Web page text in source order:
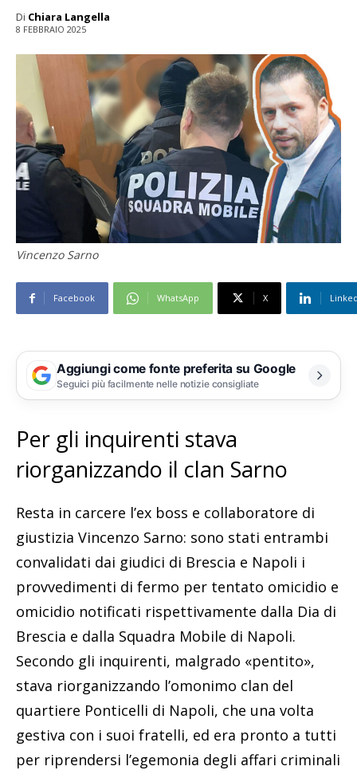
Di Chiara Langella
8 FEBBRAIO 2025
Vincenzo Sarno
Facebook WhatsApp X
Aggiungi come fonte preferita su Google
Seguici più facilmente nelle notizie consigliate
Per gli inquirenti stava
riorganizzando il clan Sarno
Resta in carcere l’ex boss e collaboratore di
giustizia Vincenzo Sarno: sono stati entrambi
convalidati dai giudici di Brescia e Napoli i
provvedimenti di fermo per tentato omicidio e
omicidio notificati rispettivamente dalla Dia di
Brescia e dalla Squadra Mobile di Napoli.
Secondo gli inquirenti, malgrado «pentito»,
stava riorganizzando l’omonimo clan del
quartiere Ponticelli di Napoli, che una volta
gestiva con i suoi fratelli, ed era pronto a tutti
per riprendersi l’egemonia degli affari criminali